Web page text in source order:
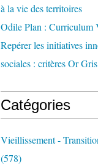
à la vie des territoires
Odile Plan : Curriculum
Repérer les initiatives
sociales : critères Or Gris
Catégories
Vieillissement -
(578)